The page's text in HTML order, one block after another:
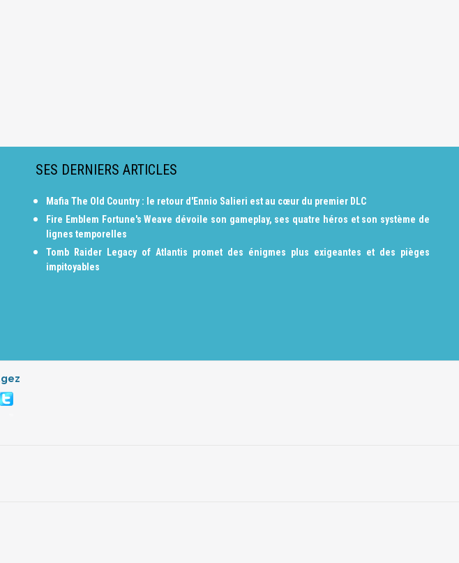
SES DERNIERS ARTICLES
Mafia The Old Country : le retour d'Ennio Salieri est au cœur du premier DLC
Fire Emblem Fortune's Weave dévoile son gameplay, ses quatre héros et son système de
lignes temporelles
Tomb Raider Legacy of Atlantis promet des énigmes plus exigeantes et des pièges
impitoyables